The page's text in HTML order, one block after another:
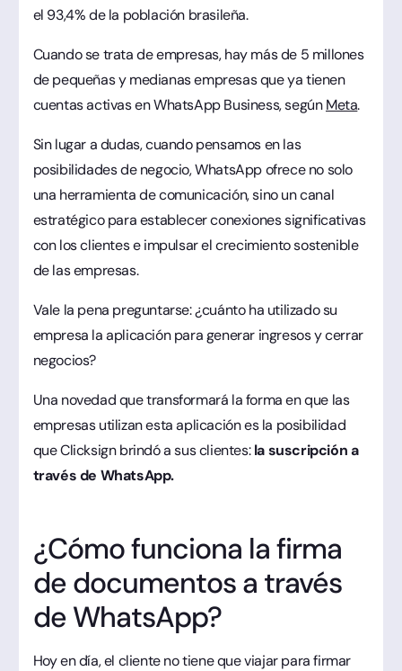
el 93,4% de la población brasileña.
Cuando se trata de empresas, hay más de 5 millones
de pequeñas y medianas empresas que ya tienen
cuentas activas en WhatsApp Business, segúnMeta.
Sin lugar a dudas, cuando pensamos en las
posibilidades de negocio, WhatsApp ofrece no solo
una herramienta de comunicación, sino un canal
estratégico para establecer conexiones significativas
con los clientes e impulsar el crecimiento sostenible
de las empresas.
Vale la pena preguntarse: ¿cuánto ha utilizado su
empresa la aplicación para generar ingresos y cerrar
negocios?
Una novedad que transformará la forma en que las
empresas utilizan esta aplicación es la posibilidad
que Clicksign brindó a sus clientes:lasuscripción a
través de WhatsApp.
¿Cómo funciona la firma
de documentos a través
de WhatsApp?
Hoy en día, el cliente no tiene que viajar para firmar